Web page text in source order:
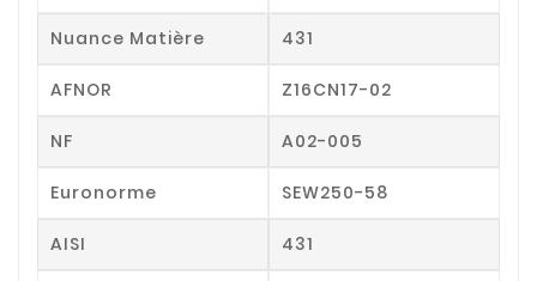
Nuance Matière 431
AFNOR Z16CN17-02
NF A02-005
Euronorme SEW250-58
AISI 431